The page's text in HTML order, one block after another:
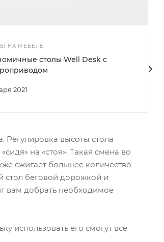
НА МЕБЕЛЬ
2021
столы Well Desk с
высоты стола
на «стоя». Такая смена во
сжигает большее количество
стол беговой дорожкой и
вам добрать необходимое
использовать его смогут все